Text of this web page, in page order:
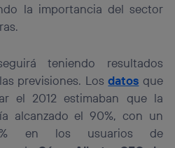
la importancia del sector
teniendo resultados
previsiones. Losdatos que
el 2012 estimaban que la
alcanzado el 90%, con un
en los usuarios de